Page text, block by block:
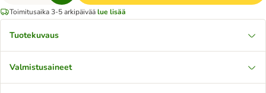
Toimitusaika 3-5 arkipäiväälue lisää
Tuotekuvaus
Valmistusaineet